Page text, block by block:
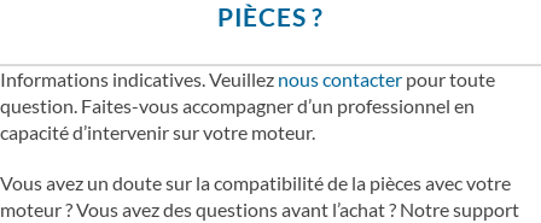
PIÈCES ?
Informations indicatives. Veuillez nous contacter pour toute
question. Faites-vous accompagner d’un professionnel en
capacité d’intervenir sur votre moteur.
Vous avez un doute sur la compatibilité de la pièces avec votre
moteur ? Vous avez des questions avant l’achat ? Notre support